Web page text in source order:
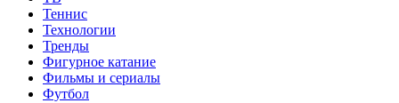
Теннис
Технологии
Тренды
Фигурное катание
Фильмы и сериалы
Футбол